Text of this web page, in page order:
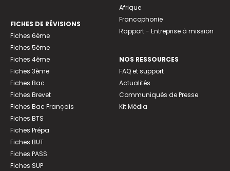
FICHES DE RÉVISIONS
Fiches 6ème
Fiches 5ème
Fiches 4ème
Fiches 3ème
Fiches Bac
Fiches Brevet
Fiches Bac Français
Fiches BTS
Fiches Prépa
Fiches BUT
Fiches PASS
Fiches SUP
Afrique
Francophonie
Rapport - Entreprise à mission
NOS RESSOURCES
FAQ et support
Actualités
Communiqués de Presse
Kit Média